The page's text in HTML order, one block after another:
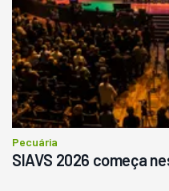
Pecuária
SIAVS 2026 começa